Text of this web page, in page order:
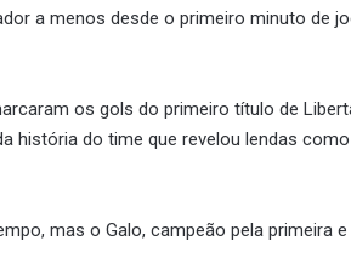
a menos desde o primeiro minuto de
os gols do primeiro título de
história do time que revelou lendas
mas o Galo, campeão pela primeira e